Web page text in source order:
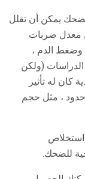
يمكن أن تقلل
معدل ضربات
وضغط الدم ،
(ولكن
كان له تأثير
حدود ، مثل حجم
استخلاص
للضحك.